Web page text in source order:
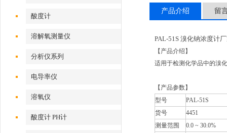
酸度计
溶解氧测量仪
分析仪系列
电导率仪
溶氧仪
酸度计 PH计
产品介绍 留
PAL-51S 溴化钠浓度计
【产品介绍】
适用于检测化学品中的溴
【产品参数】
型号
PAL-51S
货号
4451
测量范围
0.0 ~ 30.0%